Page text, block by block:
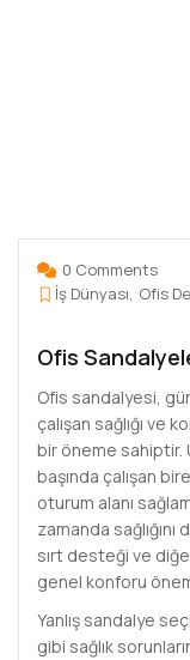
0 Comments
İş Dünyası Ofis
Ofis
Ofis sandalyesi,
çalışan sağlığı ve
bir öneme sahiptir.
başında çalışan
oturum alanı
zamanda
sırt desteği ve
genel konforu
Yanlış sandalye
gibi sağlık